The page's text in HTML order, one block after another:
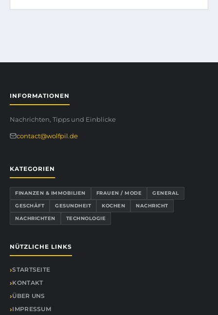
INFORMATIONEN
Nachrichten, Tipps und Einblicke
contact@wolfpil.de
KATEGORIEN
FINANZEN & IMMOBILIEN FRAUEN / MODE
GENERAL
GESCHÄFT
GESUNDHEIT KOCHEN
NACHRICHT
NACHRICHTEN
TECHNOLOGIE
NÜTZLICHE LINKS
STARTSEITE
KONTAKT
ÜBER UNS
IMPRESSUM